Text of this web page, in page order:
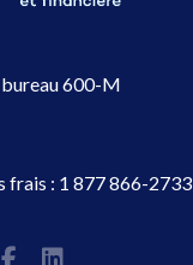
600-M
frais : 1 877 866-2733